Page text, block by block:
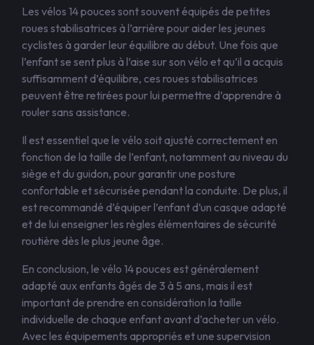
Les vélos 14 pouces sont souvent équipés de petites
roues stabilisatrices à l’arrière pour aider les jeunes
cyclistes à garder leur équilibre au début. Une fois que
l’enfant se sent plus à l’aise sur son vélo et qu’il a acquis
suffisamment d’équilibre, ces roues stabilisatrices
peuvent être retirées pour lui permettre d’apprendre à
rouler sans assistance.
Il est essentiel que le vélo soit ajusté correctement en
fonction de la taille de l’enfant, notamment au niveau du
siège et du guidon, pour garantir une posture
confortable et sécurisée pendant la conduite. De plus, il
est recommandé d’équiper l’enfant d’un casque adapté
et de lui enseigner les règles élémentaires de sécurité
routière dès le plus jeune âge.
En conclusion, le vélo 14 pouces est généralement
adapté aux enfants âgés de 3 à 5 ans, mais il est
important de prendre en considération la taille
individuelle de chaque enfant avant d’acheter un vélo.
Avec les équipements appropriés et une supervision